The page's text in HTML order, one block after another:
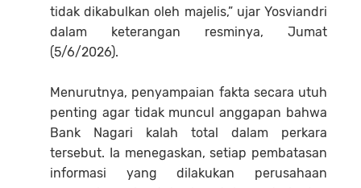
tidak dikabulkan oleh majelis,” ujar Yosviandri
dalam keterangan resminya, Jumat
(5/6/2026).
Menurutnya, penyampaian fakta secara utuh
penting agar tidak muncul anggapan bahwa
Bank Nagari kalah total dalam perkara
tersebut. Ia menegaskan, setiap pembatasan
informasi yang dilakukan perusahaan